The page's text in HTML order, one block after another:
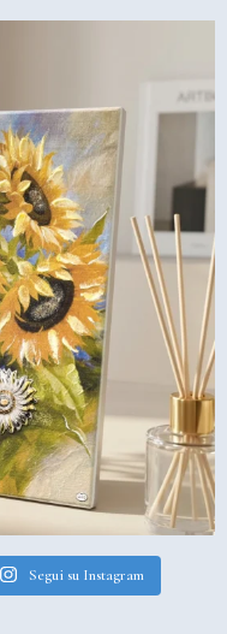
Segui su Instagram